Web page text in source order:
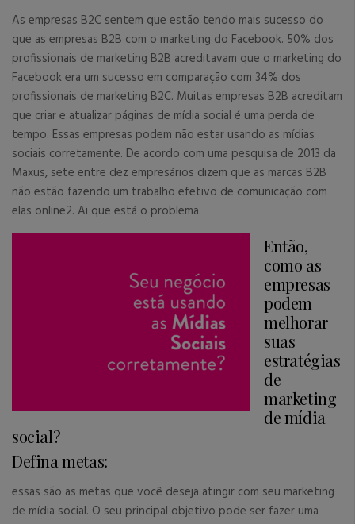
As empresas B2C sentem que estão tendo mais sucesso do
que as empresas B2B com o marketing do Facebook. 50% dos
profissionais de marketing B2B acreditavam que o marketing do
Facebook era um sucesso em comparação com 34% dos
profissionais de marketing B2C. Muitas empresas B2B acreditam
que criar e atualizar páginas de mídia social é uma perda de
tempo. Essas empresas podem não estar usando as mídias
sociais corretamente. De acordo com uma pesquisa de 2013 da
Maxus, sete entre dez empresários dizem que as marcas B2B
não estão fazendo um trabalho efetivo de comunicação com
elas online2. Ai que está o problema.
Então,
como as
empresas
podem
melhorar
suas
estratégias
de
marketing
de mídia
social?
Defina metas:
essas são as metas que você deseja atingir com seu marketing
de mídia social. O seu principal objetivo pode ser fazer uma